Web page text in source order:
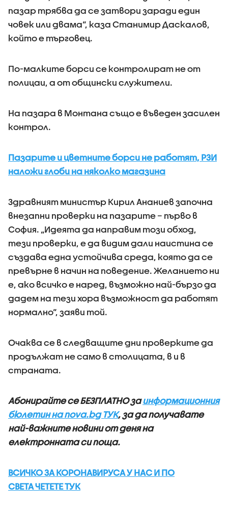
пазар трябва да се затвори заради един
човек или двама“, каза Станимир Даскалов,
който е търговец.
По-малките борси се контролират не от
полицаи, а от общински служители.
На пазара в Монтана също е въведен засилен
контрол.
Пазарите и цветните борси не работят, РЗИ
наложи глоби на няколко магазина
Здравният министър Кирил Ананиев започна
внезапни проверки на пазарите – първо в
София. „Идеята да направим този обход,
тези проверки, е да видим дали наистина се
създава една устойчива среда, която да се
превърне в начин на поведение. Желанието ни
е, ако всичко е наред, възможно най-бързо да
дадем на тези хора възможност да работят
нормално“, заяви той.
Очаква се в следващите дни проверките да
продължат не само в столицата, в и в
страната.
Абонирайте се БЕЗПЛАТНО заинформационния
бюлетин на nova.bg ТУК, за да получавате
най-важните новини от деня на
електронната си поща.
ВСИЧКО ЗА КОРОНАВИРУСА У НАС И ПО
СВЕТА ЧЕТЕТЕ ТУК